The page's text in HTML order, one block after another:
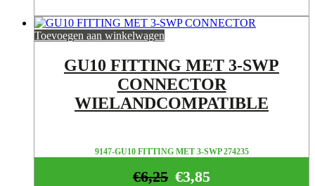
Toevoegen aan winkelwagen
GU10 FITTING MET 3-SWP
CONNECTOR
WIELANDCOMPATIBLE
9147-GU10 FITTING MET 3-SWP 274235
€3,85
€6,25